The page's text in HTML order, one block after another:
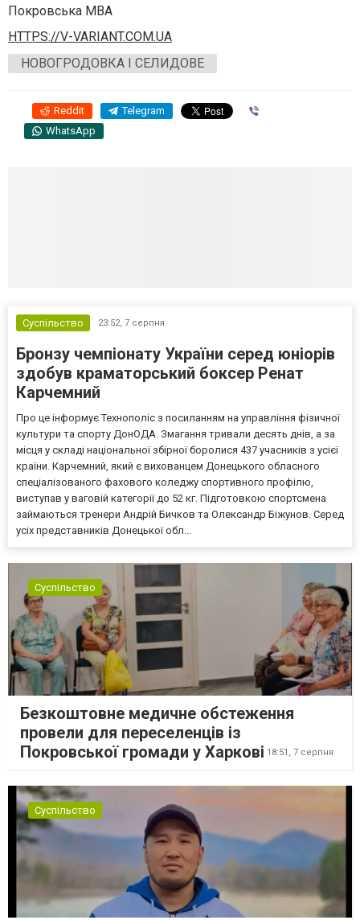
Покровська МВА
HTTPS://V-VARIANT.COM.UA
НОВОГРОДОВКА І СЕЛИДОВЕ
Reddit Telegram
WhatsApp
Суспільство 23:52, 7 серпня
Бронзу чемпіонату України серед юніорів
здобув краматорський боксер Ренат
Карчемний
Про це інформує Технополіс з посиланням на управління фізичної
культури та спорту ДонОДА. Змагання тривали десять днів, а за
місця у складі національної збірної боролися 437 учасників з усієї
країни. Карчемний, який є вихованцем Донецького обласного
спеціалізованого фахового коледжу спортивного профілю,
виступав у ваговій категорії до 52 кг. Підготовкою спортсмена
займаються тренери Андрій Бичков та Олександр Біжунов. Серед
усіх представників Донецької обл...
Суспільство
Безкоштовне медичне обстеження
провели для переселенців із
Покровської громади у Харкові 18:51, 7 серпня
Суспільство